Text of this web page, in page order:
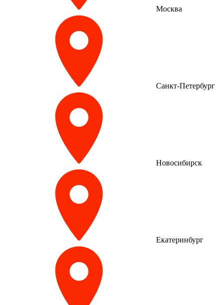
Москва
Санкт-Петербург
Новосибирск
Екатеринбург